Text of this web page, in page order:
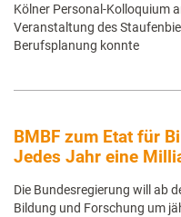
Kölner Personal-Kolloquium
Veranstaltung des
Berufsplanung konnte
BMBF zum Etat für
Jedes Jahr eine
Die Bundesregierung will ab
Bildung und Forschung um